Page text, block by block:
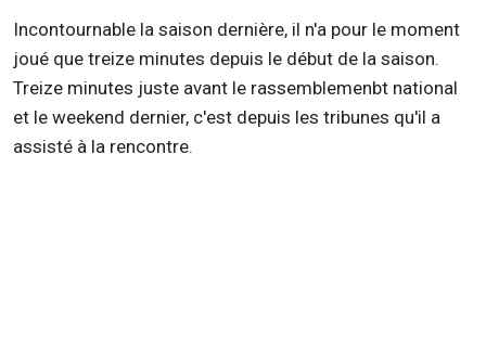
Incontournable la saison dernière, il n'a pour le moment
joué que treize minutes depuis le début de la saison.
Treize minutes juste avant le rassemblemenbt national
et le weekend dernier, c'est depuis les tribunes qu'il a
assisté à la rencontre.